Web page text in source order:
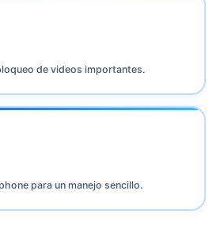
de videos importantes.
para un manejo sencillo.